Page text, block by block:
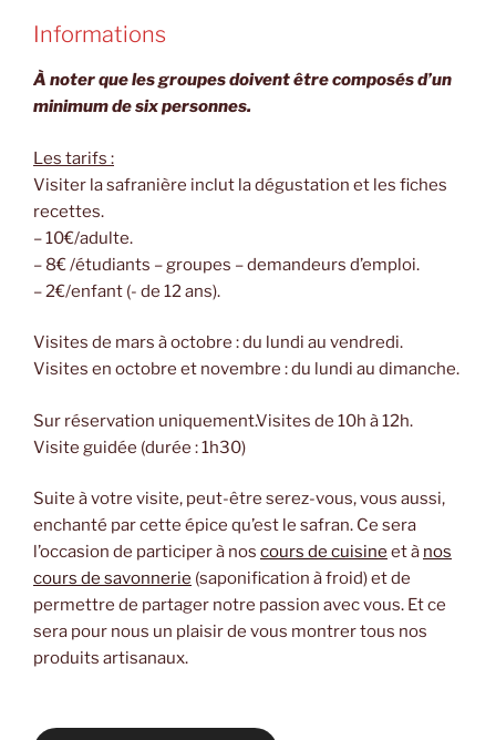
Informations
À noter que les groupes doivent être composés d’un
minimum de six personnes.
Les tarifs :
Visiter la safranière inclut la dégustation et les fiches
recettes.
– 10€/adulte.
– 8€ /étudiants – groupes – demandeurs d’emploi.
– 2€/enfant (- de 12 ans).
Visites de mars à octobre : du lundi au vendredi.
Visites en octobre et novembre : du lundi au dimanche.
Sur réservation uniquement.Visites de 10h à 12h.
Visite guidée (durée : 1h30)
Suite à votre visite, peut-être serez-vous, vous aussi,
enchanté par cette épice qu’est le safran. Ce sera
l’occasion de participer à nos cours de cuisine et à nos
cours de savonnerie (saponification à froid) et de
permettre de partager notre passion avec vous. Et ce
sera pour nous un plaisir de vous montrer tous nos
produits artisanaux.